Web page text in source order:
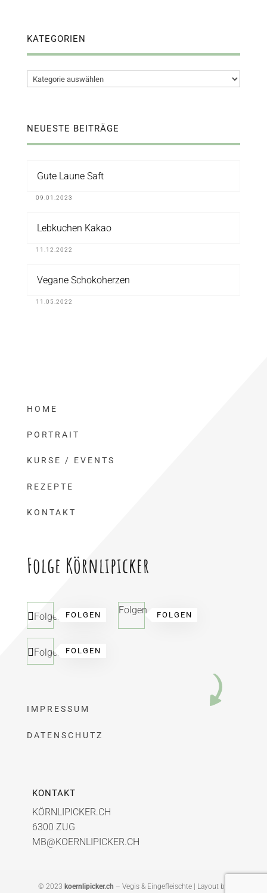
KATEGORIEN
Kategorien
NEUESTE BEITRÄGE
Gute Laune Saft
09.01.2023
Lebkuchen Kakao
11.12.2022
Vegane Schokoherzen
11.05.2022
HOME
PORTRAIT
KURSE / EVENTS
REZEPTE
KONTAKT
Folge Körnlipicker
Folgen FOLGEN Folgen FOLGEN
Folgen FOLGEN
IMPRESSUM
DATENSCHUTZ
KONTAKT
KÖRNLIPICKER.CH
6300 ZUG
MB@KOERNLIPICKER.CH
© 2023 koernlipicker.ch – Vegis & Eingefleischte | Layout by